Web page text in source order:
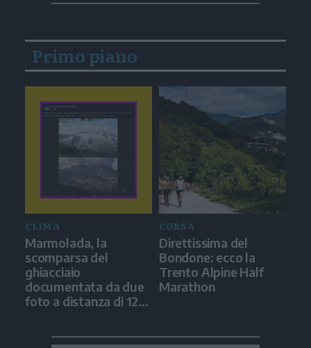
Primo piano
CLIMA
Marmolada, la
scomparsa del
ghiacciaio
documentata da due
foto a distanza di 12
CORSA
Direttissima del
Bondone: ecco la
Trento Alpine Half
Marathon